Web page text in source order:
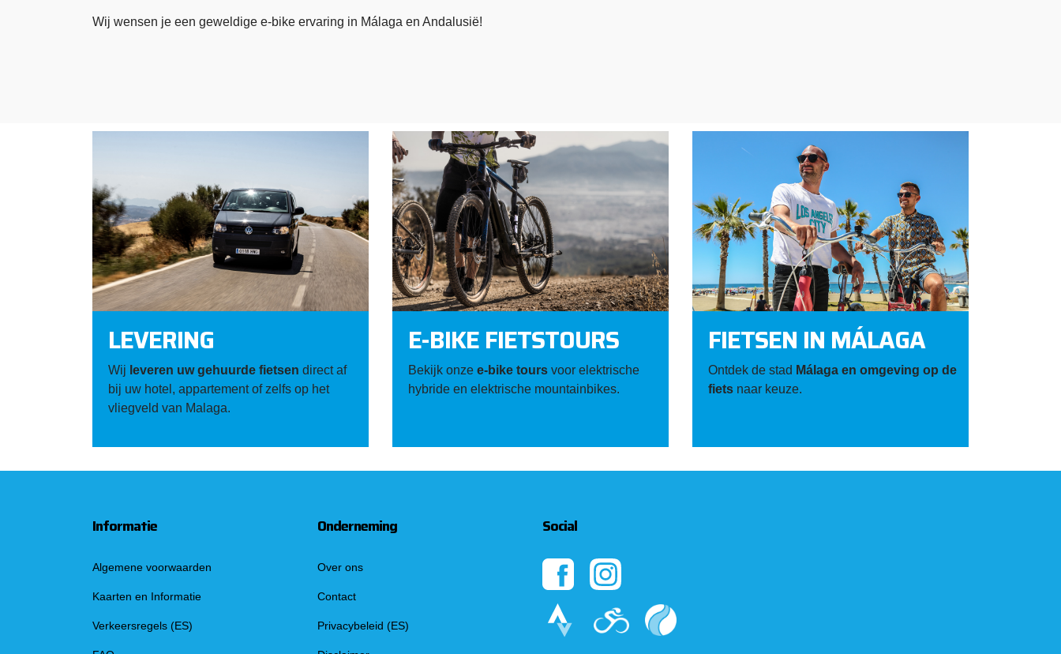
Wij wensen je een geweldige e-bike ervaring in Málaga en Andalusië!
LEVERING
Wij leveren uw gehuurde fietsen direct af
bij uw hotel, appartement of zelfs op het
vliegveld van Malaga.
E-BIKE FIETSTOURS
Bekijk onze e-bike tours voor elektrische
hybride en elektrische mountainbikes.
FIETSEN IN MÁLAGA
Ontdek de stad Málaga en omgeving op de
fiets naar keuze.
Informatie
Algemene voorwaarden
Kaarten en Informatie
Verkeersregels (ES)
Onderneming
Over ons
Contact
Privacybeleid (ES)
Social